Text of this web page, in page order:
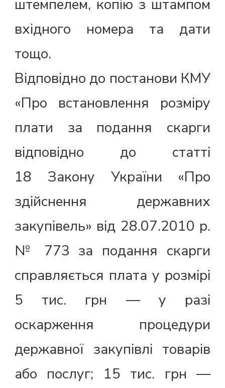
штемпелем, копію з штампом
вхідного номера та дати
тощо.
Відповідно до постанови КМУ
«Про встановлення розміру
плати за подання скарги
відповідно до статті
18 Закону України «Про
здійснення державних
закупівель» від 28.07.2010 р.
№ 773 за подання скарги
справляється плата у розмірі
5 тис. грн — у разі
оскарження процедури
державної закупівлі товарів
або послуг; 15 тис. грн —